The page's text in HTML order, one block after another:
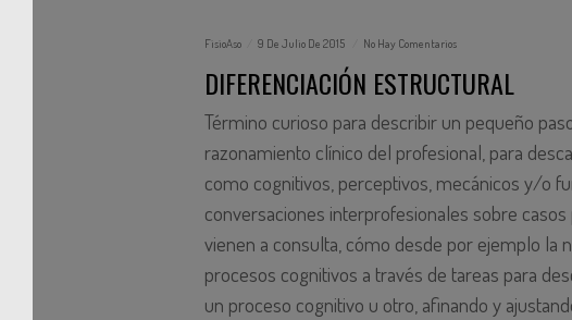
FisioAso 9 De Julio De 2015 No Hay Comentarios
DIFERENCIACIÓN ESTRUCTURAL
Término curioso para describir un pequeño
razonamiento clínico del profesional, para
como cognitivos, perceptivos, mecánicos y/o
conversaciones interprofesionales sobre
vienen a consulta, cómo desde por ejemplo la
procesos cognitivos a través de tareas para
un proceso cognitivo u otro, afinando y